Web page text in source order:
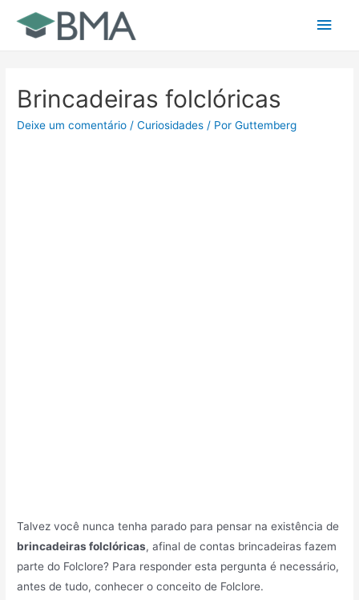
Brincadeiras folclóricas
Deixe um comentário /Curiosidades / PorGuttemberg
Talvez você nunca tenha parado para pensar na existência de
brincadeiras folclóricas, afinal de contas brincadeiras fazem
parte do Folclore? Para responder esta pergunta é necessário,
antes de tudo, conhecer o conceito de Folclore.